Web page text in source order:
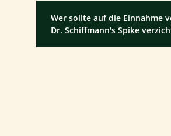
Wer sollte auf die Einnahme
Dr. Schiffmann's Spike